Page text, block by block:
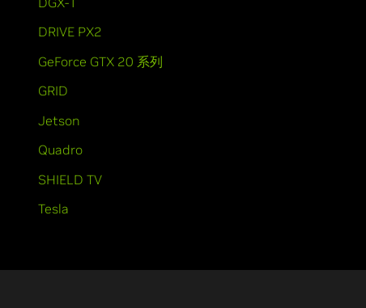
DRIVE PX2
GeForce GTX 20 系列
GRID
Jetson
Quadro
SHIELD TV
Tesla